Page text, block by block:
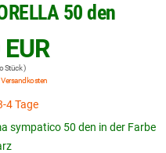
50 den
Stück )
Versandkosten
4 Tage
sympatico 50 den in der Farbe